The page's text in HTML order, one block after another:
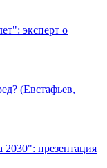
эксперт о
(Евстафьев,
2030": презентация